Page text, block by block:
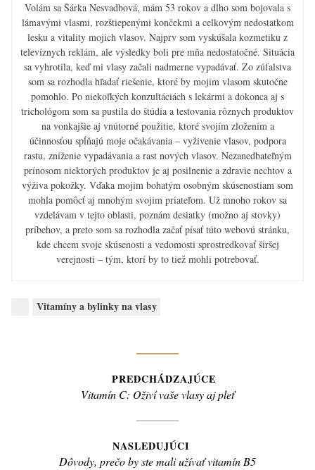
Volám sa Šárka Nesvadbová, mám 53 rokov a dlho som bojovala s
lámavými vlasmi, rozštiepenými končekmi a celkovým nedostatkom
lesku a vitality mojich vlasov. Najprv som vyskúšala kozmetiku z
televíznych reklám, ale výsledky boli pre mňa nedostatočné. Situácia
sa vyhrotila, keď mi vlasy začali nadmerne vypadávať. Zo zúfalstva
som sa rozhodla hľadať riešenie, ktoré by mojim vlasom skutočne
pomohlo. Po niekoľkých konzultáciách s lekármi a dokonca aj s
trichológom som sa pustila do štúdia a testovania rôznych produktov
na vonkajšie aj vnútorné použitie, ktoré svojím zložením a
účinnosťou spĺňajú moje očakávania – vyživenie vlasov, podpora
rastu, zníženie vypadávania a rast nových vlasov. Nezanedbateľným
prínosom niektorých produktov je aj posilnenie a zdravie nechtov a
výživa pokožky. Vďaka mojim bohatým osobným skúsenostiam som
mohla pomôcť aj mnohým svojim priateľom. Už mnoho rokov sa
vzdelávam v tejto oblasti, poznám desiatky (možno aj stovky)
príbehov, a preto som sa rozhodla začať písať túto webovú stránku,
kde chcem svoje skúsenosti a vedomosti sprostredkovať širšej
verejnosti – tým, ktorí by to tiež mohli potrebovať.
Vitamíny a bylinky na vlasy
PREDCHÁDZAJÚCE
Previous
Vitamín C: Oživí vaše vlasy aj pleť
NASLEDUJÚCI
Next
Dôvody, prečo by ste mali užívať vitamín B5